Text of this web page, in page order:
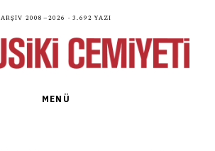
Arşiv 2008—2026 · 3.692 yazı
MENÜ